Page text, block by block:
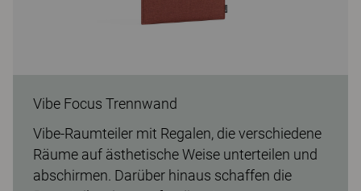
Vibe Focus Trennwand
Vibe-Raumteiler mit Regalen, die verschiedene
Räume auf ästhetische Weise unterteilen und
abschirmen. Darüber hinaus schaffen die